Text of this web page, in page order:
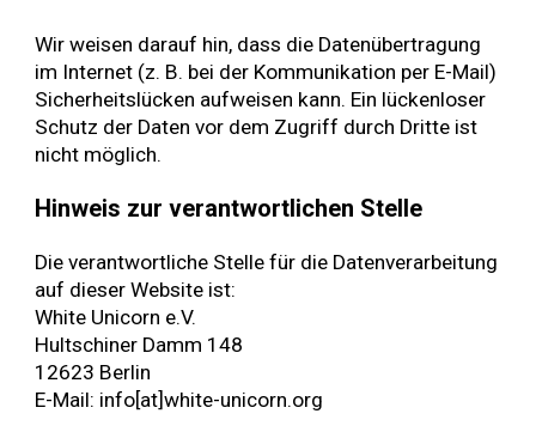
Wir weisen darauf hin, dass die Datenübertragung
im Internet (z. B. bei der Kommunikation per E-Mail)
Sicherheitslücken aufweisen kann. Ein lückenloser
Schutz der Daten vor dem Zugriff durch Dritte ist
nicht möglich.
Hinweis zur verantwortlichen Stelle
Die verantwortliche Stelle für die Datenverarbeitung
auf dieser Website ist:
White Unicorn e.V.
Hultschiner Damm 148
12623 Berlin
E-Mail: info[at]white-unicorn.org